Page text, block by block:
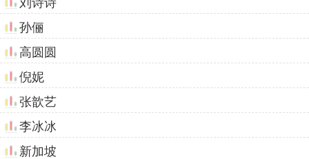
孙俪
高圆圆
倪妮
张歆艺
李冰冰
新加坡